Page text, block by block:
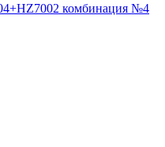
комбинация №4